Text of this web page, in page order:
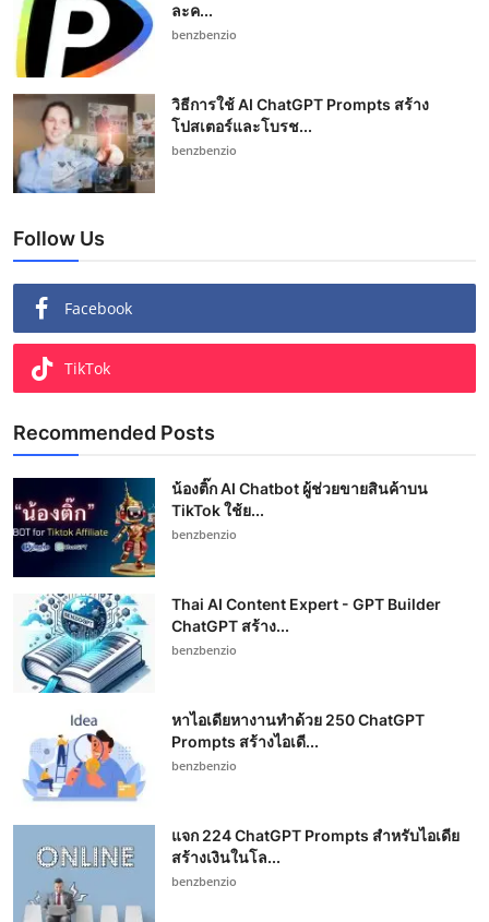
ละค...
benzbenzio
วิธีการใช้ AI ChatGPT Prompts สร้าง
โปสเตอร์และโบรช...
benzbenzio
Follow Us
Facebook
TikTok
Recommended Posts
น้องติ๊ก AI Chatbot ผู้ช่วยขายสินค้าบน
TikTok ใช้ย...
benzbenzio
Thai AI Content Expert - GPT Builder
ChatGPT สร้าง...
benzbenzio
หาไอเดียหางานทำด้วย 250 ChatGPT
Prompts สร้างไอเดี...
benzbenzio
แจก 224 ChatGPT Prompts สำหรับไอเดีย
สร้างเงินในโล...
benzbenzio